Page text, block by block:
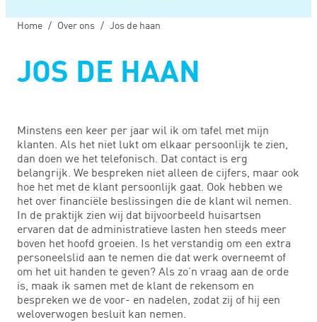
Home Over ons Jos de haan
JOS DE HAAN
Minstens een keer per jaar wil ik om tafel met mijn
klanten. Als het niet lukt om elkaar persoonlijk te zien,
dan doen we het telefonisch. Dat contact is erg
belangrijk. We bespreken niet alleen de cijfers, maar ook
hoe het met de klant persoonlijk gaat. Ook hebben we
het over financiële beslissingen die de klant wil nemen.
In de praktijk zien wij dat bijvoorbeeld huisartsen
ervaren dat de administratieve lasten hen steeds meer
boven het hoofd groeien. Is het verstandig om een extra
personeelslid aan te nemen die dat werk overneemt of
om het uit handen te geven? Als zo’n vraag aan de orde
is, maak ik samen met de klant de rekensom en
bespreken we de voor- en nadelen, zodat zij of hij een
weloverwogen besluit kan nemen.